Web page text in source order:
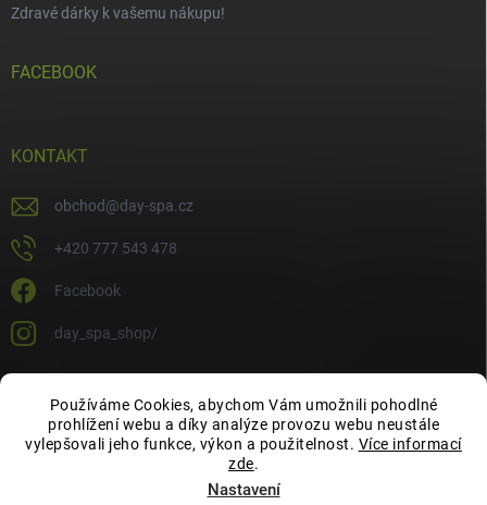
Používáme Cookies, abychom Vám umožnili pohodlné
prohlížení webu a díky analýze provozu webu neustále
vylepšovali jeho funkce, výkon a použitelnost. Více informací
zde.
Nastavení
Zdravé dárky k vašemu nákupu!
FACEBOOK
KONTAKT
obchod@day-spa.cz
+420 777 543 478
Facebook
day_spa_shop/
OCHRANA OSOBNÍCH ÚDAJŮ